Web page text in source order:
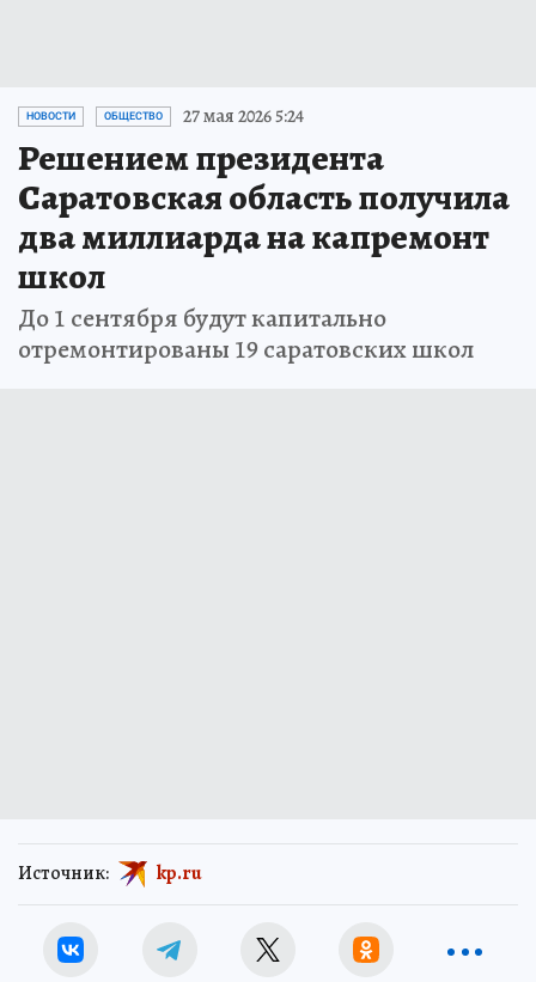
НОВОСТИ ОБЩЕСТВО 27 мая 2026 5:24
Решением президента
Саратовская область получила
два миллиарда на капремонт
школ
До 1 сентября будут капитально
отремонтированы 19 саратовских школ
Источник: kp.ru